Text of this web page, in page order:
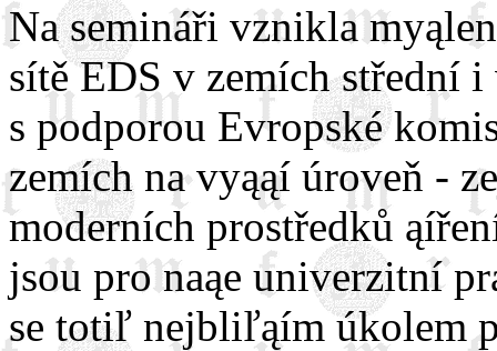
Na semináři vznikla
sítě EDS v zemích střední
s podporou Evropské
zemích na vyąąí úroveň -
moderních prostředků
jsou pro naąe univerzitní
se totiľ nejbliľąím úkolem